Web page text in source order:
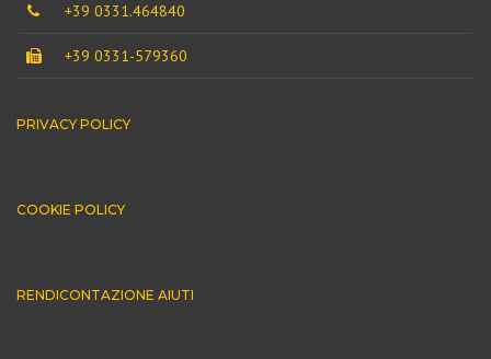
+39 0331.464840
+39 0331-579360
PRIVACY POLICY
COOKIE POLICY
RENDICONTAZIONE AIUTI